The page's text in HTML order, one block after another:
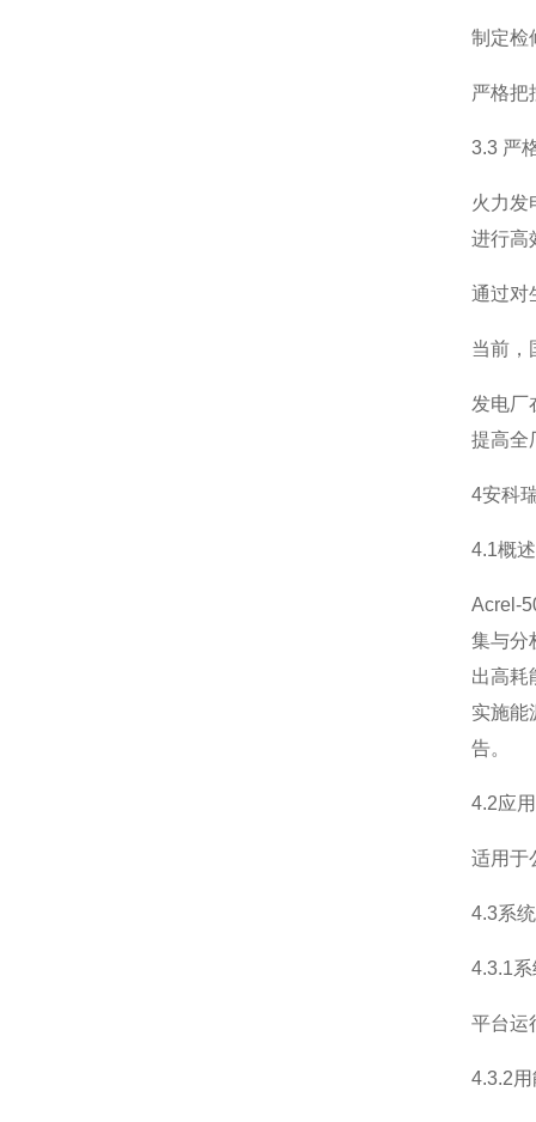
制定检
严格把
3.3 严
火力发
进行高
通过对
当前，
发电厂
提高全
4安科
4.1概述
Acrel-
集与分
出高耗
实施能
告。
4.2应
适用于
4.3系
4.3.1
平台运
4.3.2